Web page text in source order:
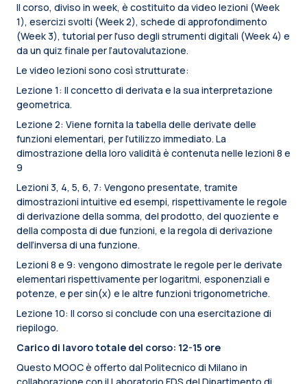
Il corso, diviso in week, è costituito da video lezioni (Week
1), esercizi svolti (Week 2), schede di approfondimento
(Week 3), tutorial per l'uso degli strumenti digitali (Week 4) e
da un quiz finale per l’autovalutazione.
Le video lezioni sono così strutturate:
Lezione 1: Il concetto di derivata e la sua interpretazione
geometrica.
Lezione 2: Viene fornita la tabella delle derivate delle
funzioni elementari, per l’utilizzo immediato. La
dimostrazione della loro validità è contenuta nelle lezioni 8 e
9
Lezioni 3, 4, 5, 6, 7: Vengono presentate, tramite
dimostrazioni intuitive ed esempi, rispettivamente le regole
di derivazione della somma, del prodotto, del quoziente e
della composta di due funzioni, e la regola di derivazione
dell’inversa di una funzione.
Lezioni 8 e 9: vengono dimostrate le regole per le derivate
elementari rispettivamente per logaritmi, esponenziali e
potenze, e per sin(x) e le altre funzioni trigonometriche.
Lezione 10: Il corso si conclude con una esercitazione di
riepilogo.
Carico di lavoro totale del corso: 12-15 ore
Questo MOOC è offerto dal Politecnico di Milano in